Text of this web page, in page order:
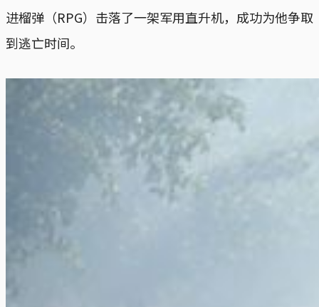
进榴弹（RPG）击落了一架军用直升机，成功为他争取
到逃亡时间。